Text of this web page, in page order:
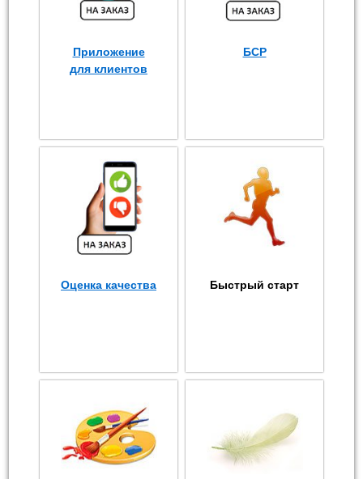
Приложение
для клиентов
БСР
Оценка качества Быстрый старт